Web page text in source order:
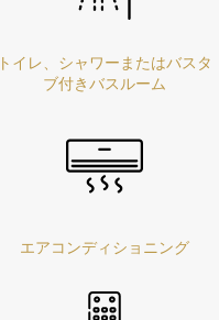
トイレ、シャワーまたはバスタ
ブ付きバスルーム
エアコンディショニング